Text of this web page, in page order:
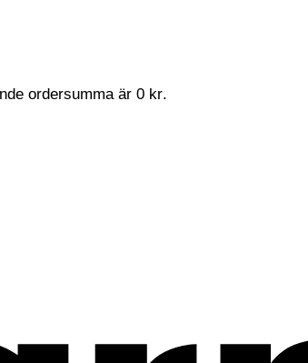
ordersumma är 0 kr.